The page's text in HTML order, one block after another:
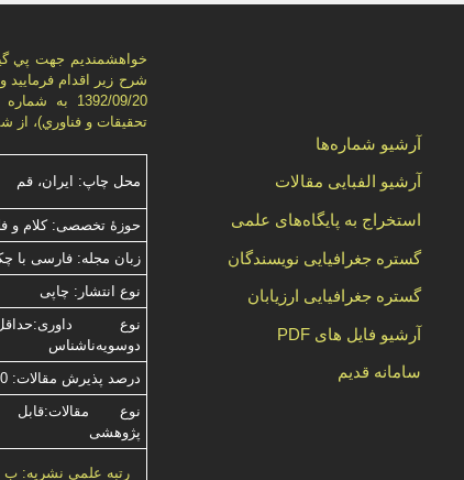
خواهشمنديم جهت پي
شرح زير اقدام فرماييد
تحقيقات و فناوري)، از شماره 9 حائز رتبه
محل چاپ: ایران، قم
حوزۀ تخصصی: کلام و
زبان مجله: فارسی با
نوع انتشار: چاپی
دوسویه‌ناشناس
درصد پذیرش مقالات: 40%
نوع مقالات:قابل
پژوهشی
رتبه علمی نشریه: ب
آرشیو شماره‌ها
آرشیو الفبایی مقالات
استخراج به پایگاه‌های علمی
گستره جغرافیایی نویسندگان
گستره جغرافیایی ارزیابان
آرشیو فایل های PDF
سامانه قدیم